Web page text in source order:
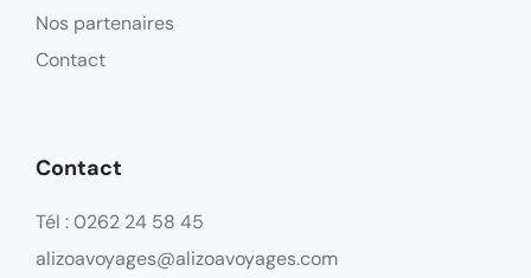
Nos partenaires
Contact
Contact
Tél : 0262 24 58 45
alizoavoyages@alizoavoyages.com